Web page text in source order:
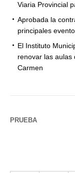
Viaria Provincial
Aprobada la
principales
El Instituto
renovar las aulas
Carmen
PRUEBA